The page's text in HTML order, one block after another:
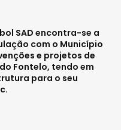
SAD encontra-se a
com o Município
e projetos de
Fontelo, tendo em
para o seu